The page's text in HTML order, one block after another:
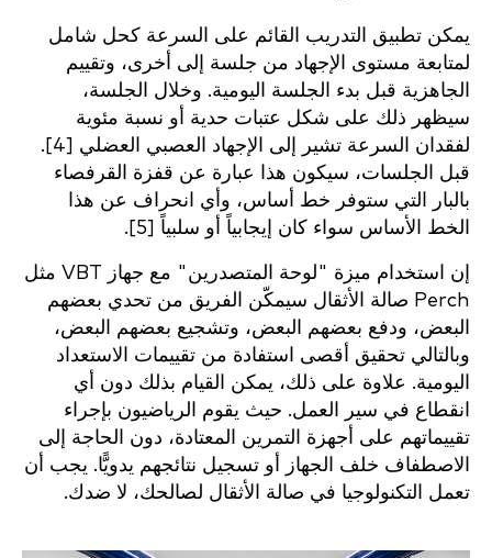
يمكن تطبيق التدريب القائم على السرعة كحل شامل
لمتابعة مستوى الإجهاد من جلسة إلى أخرى، وتقييم
الجاهزية قبل بدء الجلسة اليومية. وخلال الجلسة،
سيظهر ذلك على شكل عتبات حدية أو نسبة مئوية
لفقدان السرعة تشير إلى الإجهاد العصبي العضلي [4].
قبل الجلسات، سيكون هذا عبارة عن قفزة القرفصاء
بالبار التي ستوفر خط أساس، وأي انحراف عن هذا
الخط الأساس سواء كان إيجابياً أو سلبياً [5].
إن استخدام ميزة "لوحة المتصدرين" مع جهاز VBT مثل
Perch صالة الأثقال سيمكّن الفريق من تحدي بعضهم
البعض، ودفع بعضهم البعض، وتشجيع بعضهم البعض،
وبالتالي تحقيق أقصى استفادة من تقييمات الاستعداد
اليومية. علاوة على ذلك، يمكن القيام بذلك دون أي
انقطاع في سير العمل. حيث يقوم الرياضيون بإجراء
تقييماتهم على أجهزة التمرين المعتادة، دون الحاجة إلى
الاصطفاف خلف الجهاز أو تسجيل نتائجهم يدويًّا. يجب أن
تعمل التكنولوجيا في صالة الأثقال لصالحك، لا ضدك.